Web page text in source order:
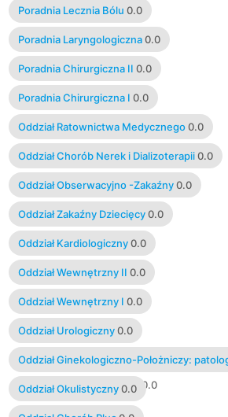
Poradnia Lecznia Bólu 0.0
Poradnia Laryngologiczna 0.0
Poradnia Chirurgiczna II 0.0
Poradnia Chirurgiczna I 0.0
Oddział Ratownictwa Medycznego 0.0
Oddział Chorób Nerek i Dializoterapii 0.0
Oddział Obserwacyjno -Zakaźny 0.0
Oddział Zakaźny Dziecięcy 0.0
Oddział Kardiologiczny 0.0
Oddział Wewnętrzny II 0.0
Oddział Wewnętrzny I 0.0
Oddział Urologiczny 0.0
Oddział Ginekologiczno-Położniczy:
położnictwo, ginekologia 0.0
Oddział Okulistyczny 0.0